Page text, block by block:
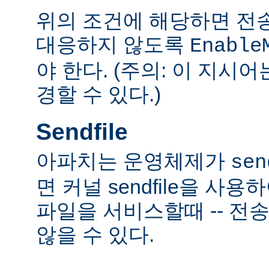
위의 조건에 해당하면 전
대응하지 않도록
야 한다. (주의: 이 지시어
경할 수 있다.)
Sendfile
아파치는 운영체제가
면 커널 sendfile을 사용
파일을 서비스할때 -- 전
않을 수 있다.